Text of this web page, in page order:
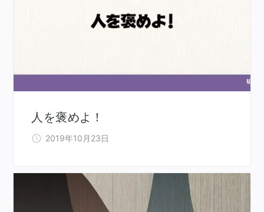
人を褒めよ！
2019年10月23日